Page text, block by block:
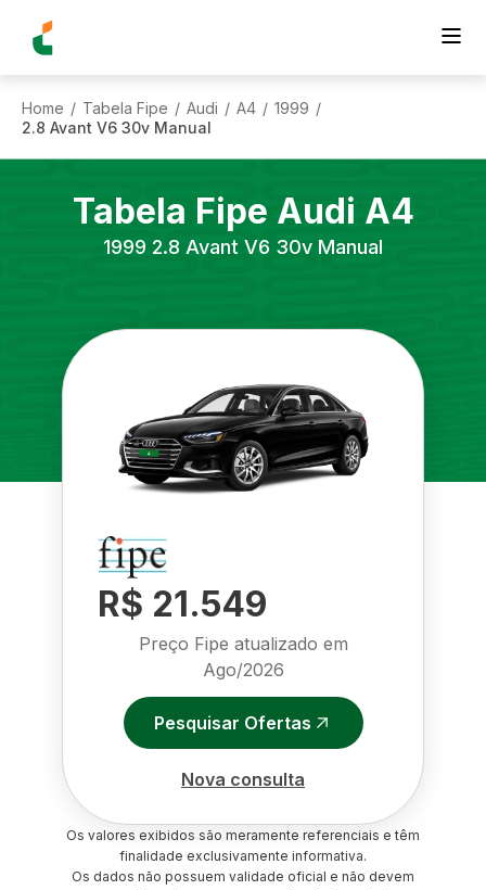
Home / Tabela Fipe / Audi / A4 / 1999 /
2.8 Avant V6 30v Manual
Tabela Fipe Audi A4
1999 2.8 Avant V6 30v Manual
R$ 21.549
Preço Fipe atualizado em
Ago/2026
Pesquisar Ofertas
Nova consulta
Os valores exibidos são meramente referenciais e têm
finalidade exclusivamente informativa.
Os dados não possuem validade oficial e não devem